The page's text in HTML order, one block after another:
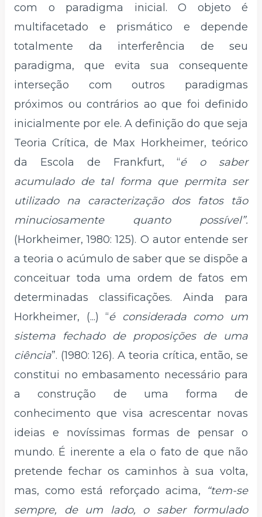
com o paradigma inicial. O objeto é
multifacetado e prismático e depende
totalmente da interferência de seu
paradigma, que evita sua consequente
interseção com outros paradigmas
próximos ou contrários ao que foi definido
inicialmente por ele. A definição do que seja
Teoria Crítica, de Max Horkheimer, teórico
da Escola de Frankfurt, “é o saber
acumulado de tal forma que permita ser
utilizado na caracterização dos fatos tão
minuciosamente quanto possível”.
(Horkheimer, 1980: 125). O autor entende ser
a teoria o acúmulo de saber que se dispõe a
conceituar toda uma ordem de fatos em
determinadas classificações. Ainda para
Horkheimer, (...) “é considerada como um
sistema fechado de proposições de uma
ciência”. (1980: 126). A teoria crítica, então, se
constitui no embasamento necessário para
a construção de uma forma de
conhecimento que visa acrescentar novas
ideias e novíssimas formas de pensar o
mundo. É inerente a ela o fato de que não
pretende fechar os caminhos à sua volta,
mas, como está reforçado acima,
“tem-se
sempre, de um lado, o saber formulado